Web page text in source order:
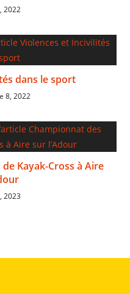
2022
dans le sport
8, 2022
Kayak-Cross à Aire
2023